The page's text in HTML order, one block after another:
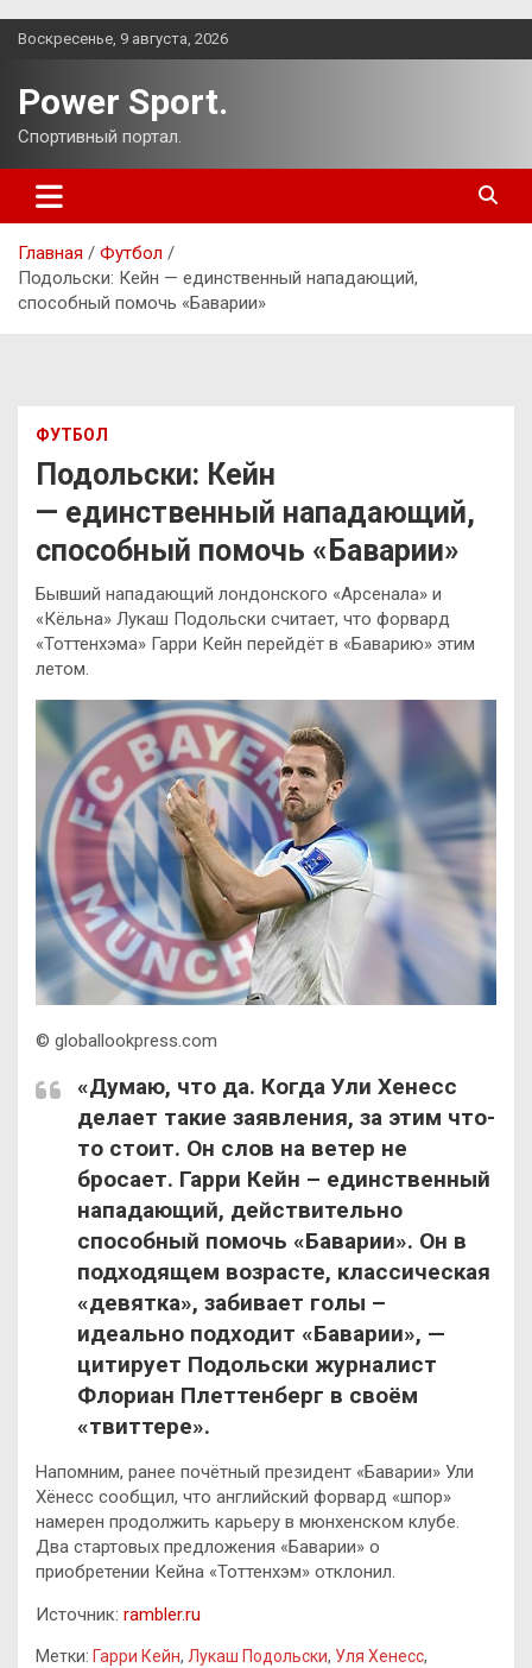
Перейти
Воскресенье, 9 августа, 2026
Power Sport.
Спортивный портал.
Главная
Футбол
Подольски: Кейн — единственный нападающий,
способный помочь «Баварии»
ФУТБОЛ
Подольски: Кейн
— единственный нападающий,
способный помочь «Баварии»
Бывший нападающий лондонского «Арсенала» и
«Кёльна» Лукаш Подольски считает, что форвард
«Тоттенхэма» Гарри Кейн перейдёт в «Баварию» этим
летом.
© globallookpress.com
«Думаю, что да. Когда Ули Хенесс
делает такие заявления, за этим что-
то стоит. Он слов на ветер не
бросает. Гарри Кейн – единственный
нападающий, действительно
способный помочь «Баварии». Он в
подходящем возрасте, классическая
«девятка», забивает голы –
идеально подходит «Баварии», —
цитирует Подольски журналист
Флориан Плеттенберг в своём
«твиттере».
Напомним, ранее почётный президент «Баварии» Ули
Хёнесс сообщил, что английский форвард «шпор»
намерен продолжить карьеру в мюнхенском клубе.
Два стартовых предложения «Баварии» о
приобретении Кейна «Тоттенхэм» отклонил.
Источник: rambler.ru
Метки: Гарри Кейн, Лукаш Подольски, Уля Хенесс,